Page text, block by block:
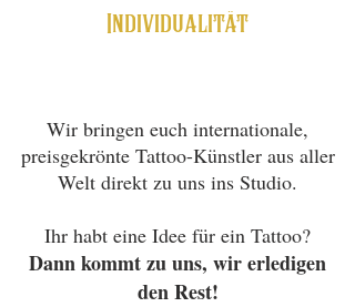
Individualität
Wir bringen euch internationale,
preisgekrönte Tattoo-Künstler aus aller
Welt direkt zu uns ins Studio.
Ihr habt eine Idee für ein Tattoo?
Dann kommt zu uns, wir erledigen
den Rest!